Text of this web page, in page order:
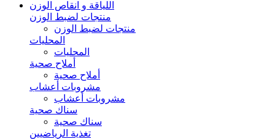
اللياقة و انقاص الوزن
منتجات لضبط الوزن
منتجات لضبط الوزن
المحليات
المحليات
أملاح صحية
أملاح صحية
مشروبات أعشاب
مشروبات أعشاب
سناك صحية
سناك صحية
تغذية الرياضيين